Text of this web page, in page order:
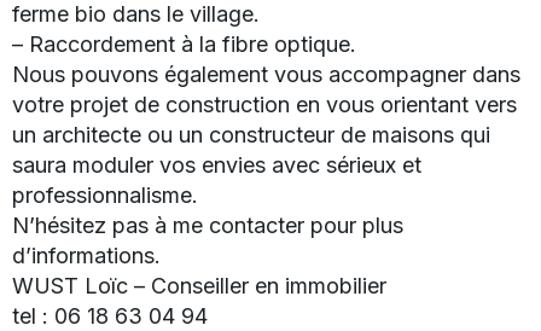
ferme bio dans le village.
– Raccordement à la fibre optique.
Nous pouvons également vous accompagner dans
votre projet de construction en vous orientant vers
un architecte ou un constructeur de maisons qui
saura moduler vos envies avec sérieux et
professionnalisme.
N’hésitez pas à me contacter pour plus
d’informations.
WUST Loïc – Conseiller en immobilier
tel : 06 18 63 04 94